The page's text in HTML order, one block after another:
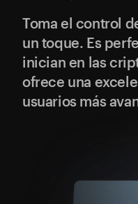
Toma el control
un toque. Es
inician en las
ofrece una
usuarios más